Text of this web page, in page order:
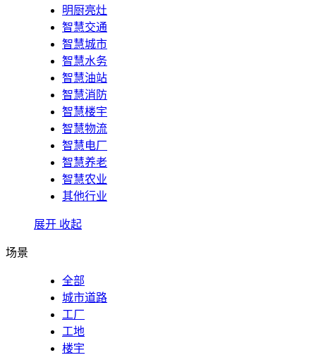
明厨亮灶
智慧交通
智慧城市
智慧水务
智慧油站
智慧消防
智慧楼宇
智慧物流
智慧电厂
智慧养老
智慧农业
其他行业
展开 收起
场景
全部
城市道路
工厂
工地
楼宇